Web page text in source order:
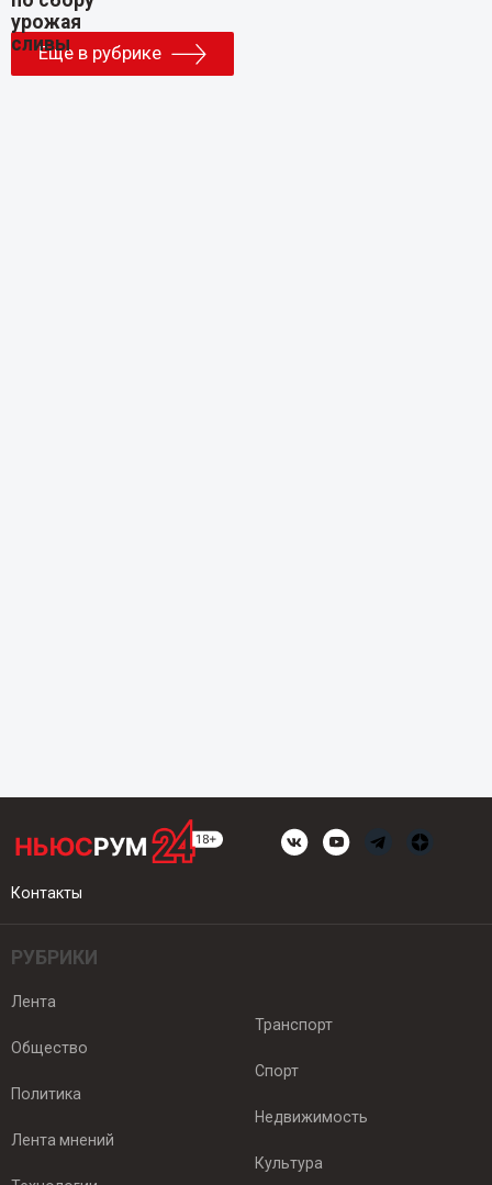
Еще в рубрике
Контакты
РУБРИКИ
Лента
Общество
Политика
Лента мнений
Транспорт
Спорт
Недвижимость
Культура